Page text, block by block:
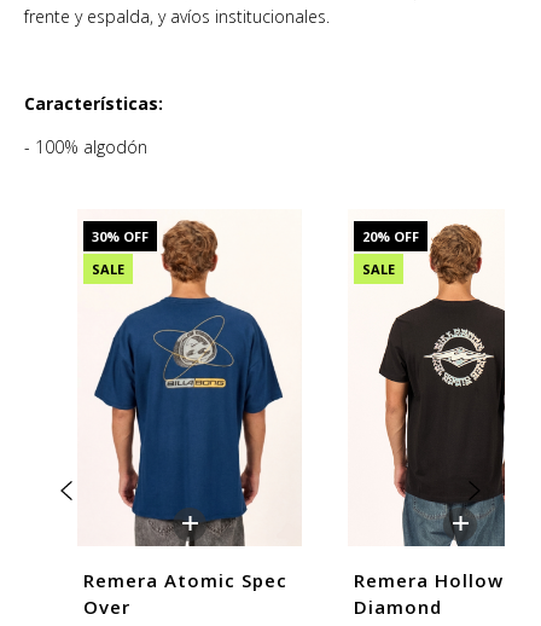
frente y espalda, y avíos institucionales.
Características:
- 100% algodón
30% OFF
SALE
+
Remera Atomic Spec
Over
20% OFF
SALE
+
Remera Hollow
Diamond